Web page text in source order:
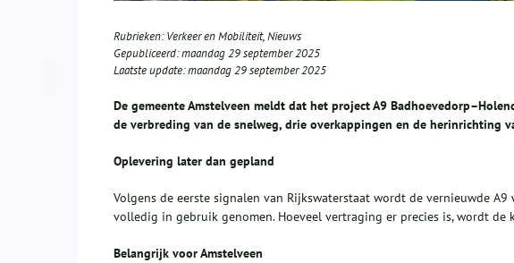
Rubrieken:Verkeer en Mobiliteit,Nieuws
Gepubliceerd:maandag 29 september 2025
Laatste update:maandag 29 september 2025
De gemeente Amstelveen meldt dat het project A9
de verbreding van de snelweg, drie overkappingen en de herinrichting
Oplevering later dan gepland
Volgens de eerste signalen van Rijkswaterstaat wordt de vernieuwde
volledig in gebruik genomen. Hoeveel vertraging er precies is, wordt de
Belangrijk voor Amstelveen